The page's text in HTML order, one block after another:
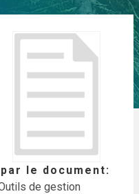
le document
de gestion